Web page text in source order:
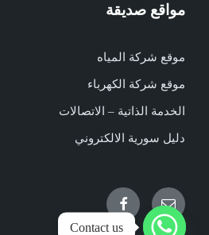
مواقع صديقة
موقع شركة المياه
موقع شركة الكهرباء
الخدمة الذاتية – الاتصالات
دليل سورية الالكتروني
Email
Facebook
Contact us